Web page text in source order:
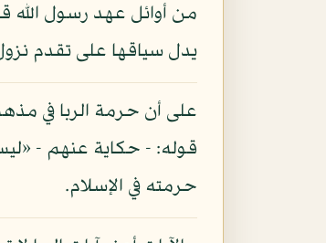
من أوائل عهد رسول الله
يدل سياقها على تقدم
حرمته في الإسلام.